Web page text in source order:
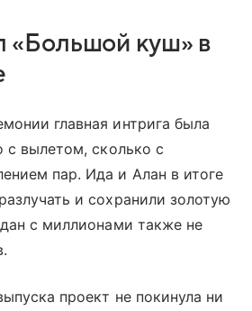
«Большой куш» в
главная интрига была
с вылетом, сколько с
пар. Ида и Алан в итоге
и сохранили золотую
с миллионами также не
проект не покинула ни